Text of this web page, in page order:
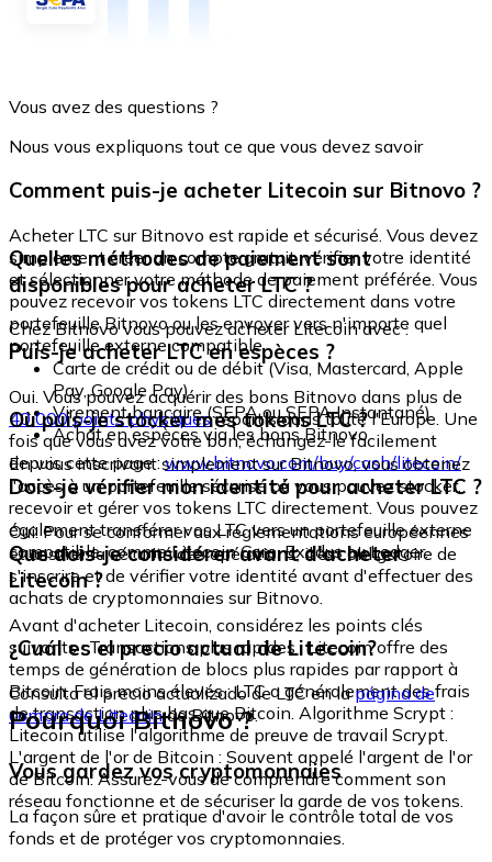
Vous avez des questions ?
Nous vous expliquons tout ce que vous devez savoir
Comment puis-je acheter Litecoin sur Bitnovo ?
Acheter LTC sur Bitnovo est rapide et sécurisé. Vous devez
simplement créer un compte gratuit, vérifier votre identité
et sélectionner votre méthode de paiement préférée. Vous
pouvez recevoir vos tokens LTC directement dans votre
portefeuille Bitnovo ou les envoyer vers n'importe quel
portefeuille externe compatible.
Quelles méthodes de paiement sont
disponibles pour acheter LTC ?
Chez Bitnovo vous pouvez acheter Litecoin avec :
Carte de crédit ou de débit (Visa, Mastercard, Apple
Pay, Google Pay)
Virement bancaire (SEPA ou SEPA Instantané)
Achat en espèces via les bons Bitnovo
Puis-je acheter LTC en espèces ?
Oui. Vous pouvez acquérir des bons Bitnovo dans plus de
40 000 points physiquesrépartis dans toute l'Europe. Une
fois que vous avez votre bon, échangez-le facilement
depuis cette page :www.bitnovo.com/buy/cash/litecoin/
Où puis-je stocker mes tokens LTC ?
En vous inscrivant simplement sur Bitnovo, vous obtenez
l'accès à un portefeuille sécurisé où vous pouvez stocker,
recevoir et gérer vos tokens LTC directement. Vous pouvez
également transférer vos LTC vers un portefeuille externe
compatible, comme Litecoin Core, Exodus ou Ledger.
Dois-je vérifier mon identité pour acheter LTC ?
Oui. Pour se conformer aux réglementations européennes
et assurer la sécurité des opérations, il est obligatoire de
s'inscrire et de vérifier votre identité avant d'effectuer des
achats de cryptomonnaies sur Bitnovo.
Que dois-je considérer avant d'acheter
Litecoin ?
Avant d'acheter Litecoin, considérez les points clés
suivants : Transactions plus rapides : Litecoin offre des
temps de génération de blocs plus rapides par rapport à
Bitcoin. Frais moins élevés : LTC a généralement des frais
de transaction plus bas que Bitcoin. Algorithme Scrypt :
Litecoin utilise l'algorithme de preuve de travail Scrypt.
L'argent de l'or de Bitcoin : Souvent appelé l'argent de l'or
de Bitcoin. Assurez-vous de comprendre comment son
réseau fonctionne et de sécuriser la garde de vos tokens.
¿Cuál es el precio actual de Litecoin?
Consulta el precio actualizado de LTC en lapágina de
compra de Litecoinde Bitnovo.
Pourquoi Bitnovo ?
Vous gardez vos cryptomonnaies
La façon sûre et pratique d'avoir le contrôle total de vos
fonds et de protéger vos cryptomonnaies.